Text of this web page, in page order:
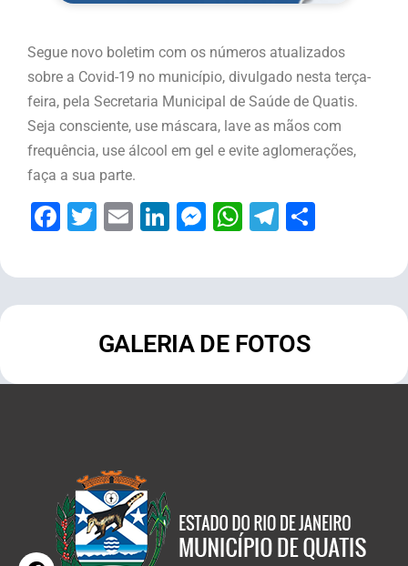
Segue novo boletim com os números atualizados
sobre a Covid-19 no município, divulgado nesta terça-
feira, pela Secretaria Municipal de Saúde de Quatis.
Seja consciente, use máscara, lave as mãos com
frequência, use álcool em gel e evite aglomerações,
faça a sua parte.
Facebook
Twitter
EmailLinkedIn
Messenger
WhatsApp
Telegram
GALERIA DE FOTOS